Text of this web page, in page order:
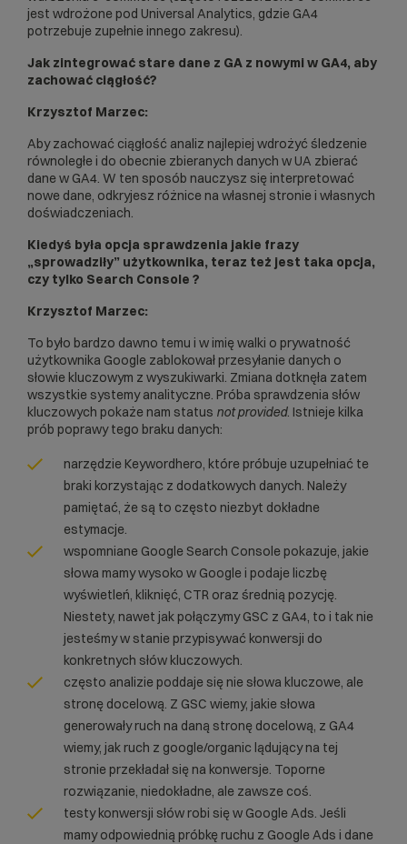
jest wdrożone pod Universal Analytics, gdzie GA4
potrzebuje zupełnie innego zakresu).
Jak zintegrować stare dane z GA z nowymi w GA4, aby
zachować ciągłość?
Krzysztof Marzec:
Aby zachować ciągłość analiz najlepiej wdrożyć śledzenie
równoległe i do obecnie zbieranych danych w UA zbierać
dane w GA4. W ten sposób nauczysz się interpretować
nowe dane, odkryjesz różnice na własnej stronie i własnych
doświadczeniach.
Kiedyś była opcja sprawdzenia jakie frazy
„sprowadziły” użytkownika, teraz też jest taka opcja,
czy tylko Search Console ?
Krzysztof Marzec:
To było bardzo dawno temu i w imię walki o prywatność
użytkownika Google zablokował przesyłanie danych o
słowie kluczowym z wyszukiwarki. Zmiana dotknęła zatem
wszystkie systemy analityczne. Próba sprawdzenia słów
kluczowych pokaże nam status not provided. Istnieje kilka
prób poprawy tego braku danych:
narzędzie Keywordhero, które próbuje uzupełniać te
braki korzystając z dodatkowych danych. Należy
pamiętać, że są to często niezbyt dokładne
estymacje.
wspomniane Google Search Console pokazuje, jakie
słowa mamy wysoko w Google i podaje liczbę
wyświetleń, kliknięć, CTR oraz średnią pozycję.
Niestety, nawet jak połączymy GSC z GA4, to i tak nie
jesteśmy w stanie przypisywać konwersji do
konkretnych słów kluczowych.
często analizie poddaje się nie słowa kluczowe, ale
stronę docelową. Z GSC wiemy, jakie słowa
generowały ruch na daną stronę docelową, z GA4
wiemy, jak ruch z google/organic lądujący na tej
stronie przekładał się na konwersje. Toporne
rozwiązanie, niedokładne, ale zawsze coś.
testy konwersji słów robi się w Google Ads. Jeśli
mamy odpowiednią próbkę ruchu z Google Ads i dane